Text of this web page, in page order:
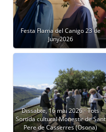
Festa Flama del Canigo 23 de
Juny2026
Dissabte, 16 mai 2026 - Tots
Sortida cultural Monestir de Sant
Pere de Casserres (Osona)